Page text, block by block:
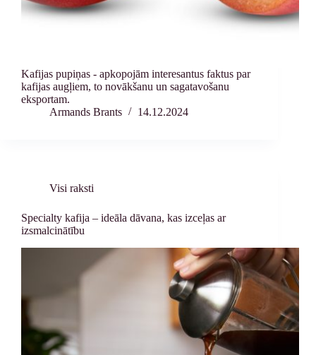
Kafijas pupiņas - apkopojām interesantus faktus par
kafijas augļiem, to novākšanu un sagatavošanu
eksportam.
Armands Brants
14.12.2024
Visi raksti
Specialty kafija – ideāla dāvana, kas izceļas ar
izsmalcinātību